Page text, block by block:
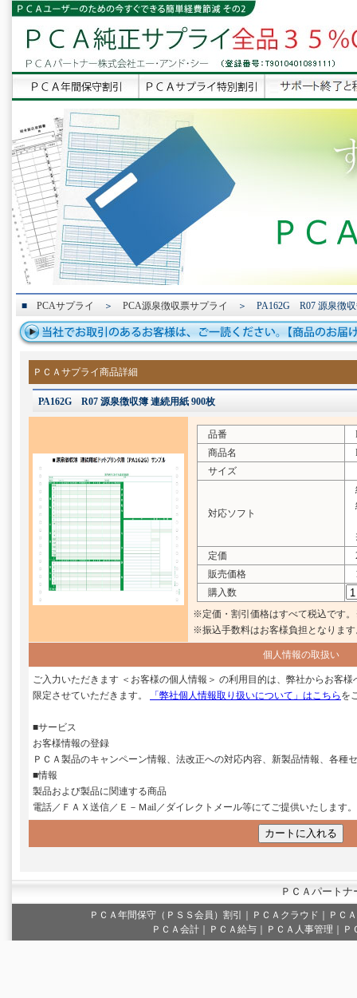
■ PCAサプライ ＞ PCA源泉徴収票サプライ ＞ PA162G R07 源泉徴
ＰＣＡサプライ商品詳細
PA162G R07 源泉徴収簿 連続用紙 900枚
品番
商品名
サイズ
対応ソフト
定価
販売価格
購入数
※定価・割引価格はすべて税込です
※振込手数料はお客様負担となります
個人情報の取扱い
ご入力いただきます ＜お客様の個人情報＞ の利用目的は、弊社からお客
限定させていただきます。
「弊社個人情報取り扱いについて」はこちら を
■サービス
お客様情報の登録
ＰＣＡ製品のキャンペーン情報、法改正への対応内容、新製品情報、各種
■情報
製品および製品に関連する商品
電話／ＦＡＸ送信／Ｅ－Ｍail／ダイレクトメール等にてご提供いたします。
ＰＣＡパート
ＰＣＡ年間保守（ＰＳＳ会員）割引 ＰＣＡクラウド
ＰＣ
ＰＣＡ会計｜ＰＣＡ給与｜ＰＣＡ人事管理｜